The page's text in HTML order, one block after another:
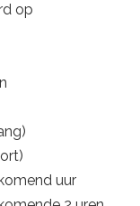
op
uur